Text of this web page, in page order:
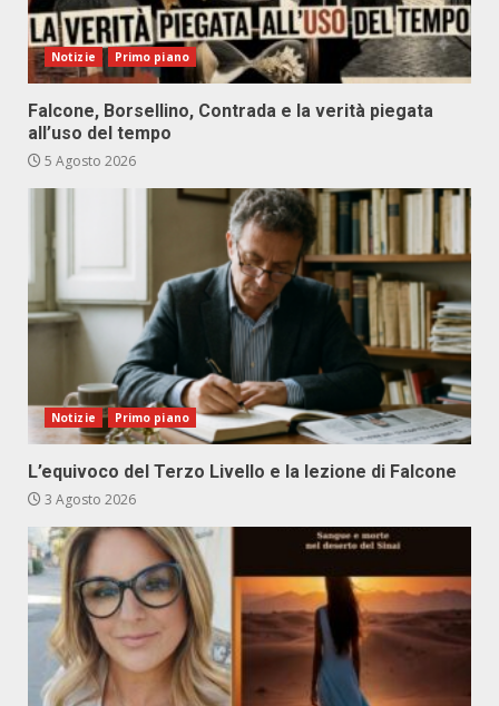
Notizie Primo piano
Falcone, Borsellino, Contrada e la verità piegata
all’uso del tempo
5 Agosto 2026
Notizie Primo piano
L’equivoco del Terzo Livello e la lezione di Falcone
3 Agosto 2026